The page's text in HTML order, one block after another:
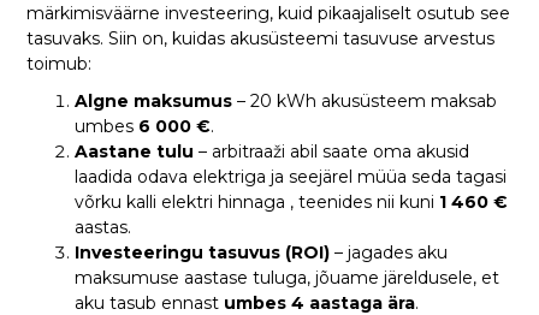
märkimisväärne investeering, kuid pikaajaliselt osutub see
tasuvaks. Siin on, kuidas akusüsteemi tasuvuse arvestus
toimub:
Algne maksumus – 20 kWh akusüsteem maksab
umbes 6 000 €.
Aastane tulu – arbitraaži abil saate oma akusid
laadida odava elektriga ja seejärel müüa seda tagasi
võrku kalli elektri hinnaga , teenides nii kuni 1 460 €
aastas.
Investeeringu tasuvus (ROI) – jagades aku
maksumuse aastase tuluga, jõuame järeldusele, et
aku tasub ennast umbes 4 aastaga ära.